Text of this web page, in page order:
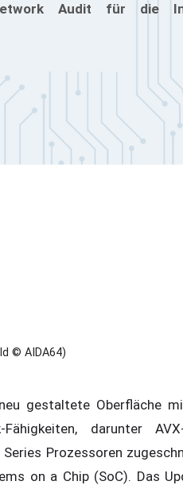
Audit für die
© AIDA64)
gestaltete Oberfläche
darunter
Prozessoren
on a Chip (SoC). Das